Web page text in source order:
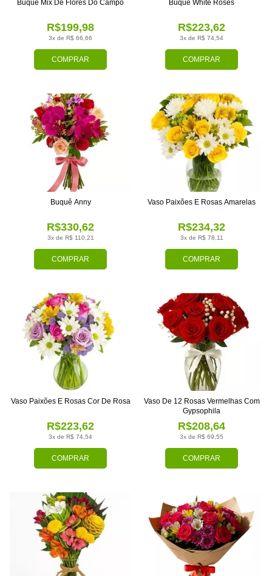
COMPRAR
3x de R$ 66,66
R$199,98
Buquê Mix De Flores Do Campo
COMPRAR
3x de R$ 74,54
R$223,62
Buquê White Roses
COMPRAR
3x de R$ 110,21
R$330,62
Buquê Anny
COMPRAR
3x de R$ 78,11
R$234,32
Vaso Paixões E Rosas Amarelas
COMPRAR
3x de R$ 74,54
R$223,62
Vaso Paixões E Rosas Cor De Rosa
COMPRAR
3x de R$ 69,55
R$208,64
Vaso De 12 Rosas Vermelhas Com
Gypsophila